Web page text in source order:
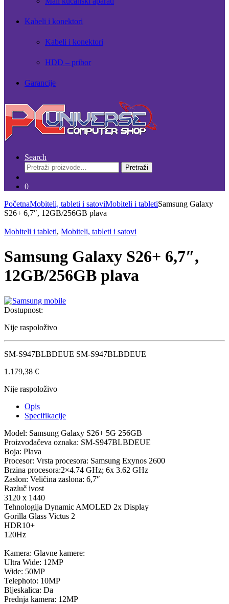
Kabeli i konektori
Kabeli i konektori
HDD – pribor
Garancije
Search
Pretraži:
Pretraži
0
PočetnaMobiteli, tableti i satoviMobiteli i tabletiSamsung Galaxy
S26+ 6,7″, 12GB/256GB plava
Mobiteli i tableti, Mobiteli, tableti i satovi
Samsung Galaxy S26+ 6,7″,
12GB/256GB plava
Dostupnost:
Nije raspoloživo
SM-S947BLBDEUE SM-S947BLBDEUE
1.179,38 €
Nije raspoloživo
Opis
Specifikacije
Model: Samsung Galaxy S26+ 5G 256GB
Proizvođačeva oznaka: SM-S947BLBDEUE
Boja: Plava
Procesor: Vrsta procesora: Samsung Exynos 2600
Brzina procesora:2×4.74 GHz; 6x 3.62 GHz
Zaslon: Veličina zaslona: 6,7″
Razluč ivost
3120 x 1440
Tehnologija Dynamic AMOLED 2x Display
Gorilla Glass Victus 2
HDR10+
120Hz
Kamera: Glavne kamere:
Ultra Wide: 12MP
Wide: 50MP
Telephoto: 10MP
Bljeskalica: Da
Prednja kamera: 12MP